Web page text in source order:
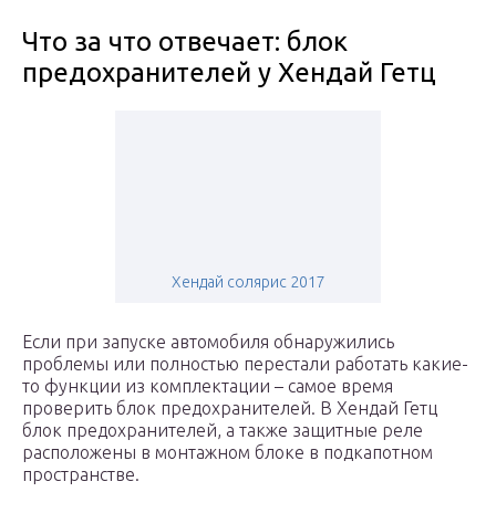
Что за что отвечает: блок
предохранителей у Хендай Гетц
Хендай солярис 2017
Если при запуске автомобиля обнаружились
проблемы или полностью перестали работать какие-
то функции из комплектации – самое время
проверить блок предохранителей. В Хендай Гетц
блок предохранителей, а также защитные реле
расположены в монтажном блоке в подкапотном
пространстве.